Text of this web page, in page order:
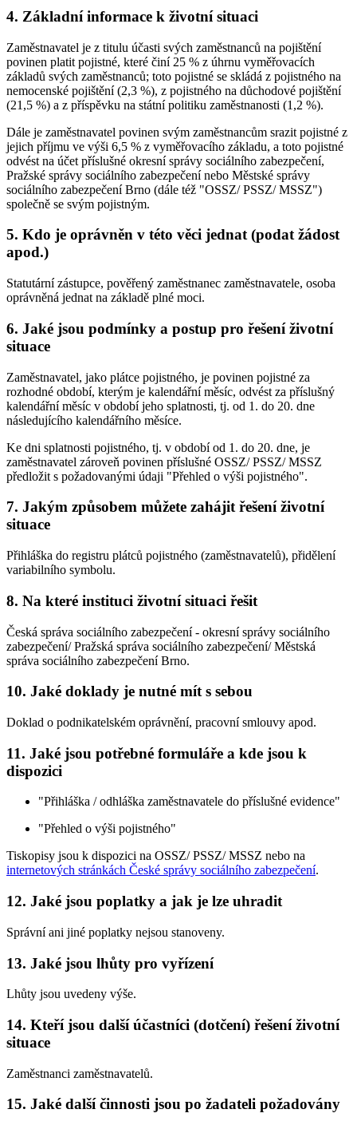
4. Základní informace k životní situaci
Zaměstnavatel je z titulu účasti svých zaměstnanců na pojištění
povinen platit pojistné, které činí 25 % z úhrnu vyměřovacích
základů svých zaměstnanců; toto pojistné se skládá z pojistného na
nemocenské pojištění (2,3 %), z pojistného na důchodové pojištění
(21,5 %) a z příspěvku na státní politiku zaměstnanosti (1,2 %).
Dále je zaměstnavatel povinen svým zaměstnancům srazit pojistné z
jejich příjmu ve výši 6,5 % z vyměřovacího základu, a toto pojistné
odvést na účet příslušné okresní správy sociálního zabezpečení,
Pražské správy sociálního zabezpečení nebo Městské správy
sociálního zabezpečení Brno (dále též "OSSZ/ PSSZ/ MSSZ")
společně se svým pojistným.
5. Kdo je oprávněn v této věci jednat (podat žádost
apod.)
Statutární zástupce, pověřený zaměstnanec zaměstnavatele, osoba
oprávněná jednat na základě plné moci.
6. Jaké jsou podmínky a postup pro řešení životní
situace
Zaměstnavatel, jako plátce pojistného, je povinen pojistné za
rozhodné období, kterým je kalendářní měsíc, odvést za příslušný
kalendářní měsíc v období jeho splatnosti, tj. od 1. do 20. dne
následujícího kalendářního měsíce.
Ke dni splatnosti pojistného, tj. v období od 1. do 20. dne, je
zaměstnavatel zároveň povinen příslušné OSSZ/ PSSZ/ MSSZ
předložit s požadovanými údaji "Přehled o výši pojistného".
7. Jakým způsobem můžete zahájit řešení životní
situace
Přihláška do registru plátců pojistného (zaměstnavatelů), přidělení
variabilního symbolu.
8. Na které instituci životní situaci řešit
Česká správa sociálního zabezpečení - okresní správy sociálního
zabezpečení/ Pražská správa sociálního zabezpečení/ Městská
správa sociálního zabezpečení Brno.
10. Jaké doklady je nutné mít s sebou
Doklad o podnikatelském oprávnění, pracovní smlouvy apod.
11. Jaké jsou potřebné formuláře a kde jsou k
dispozici
"Přihláška / odhláška zaměstnavatele do příslušné evidence"
"Přehled o výši pojistného"
Tiskopisy jsou k dispozici na OSSZ/ PSSZ/ MSSZ nebo na
internetových stránkách České správy sociálního zabezpečení.
12. Jaké jsou poplatky a jak je lze uhradit
Správní ani jiné poplatky nejsou stanoveny.
13. Jaké jsou lhůty pro vyřízení
Lhůty jsou uvedeny výše.
14. Kteří jsou další účastníci (dotčení) řešení životní
situace
Zaměstnanci zaměstnavatelů.
15. Jaké další činnosti jsou po žadateli požadovány